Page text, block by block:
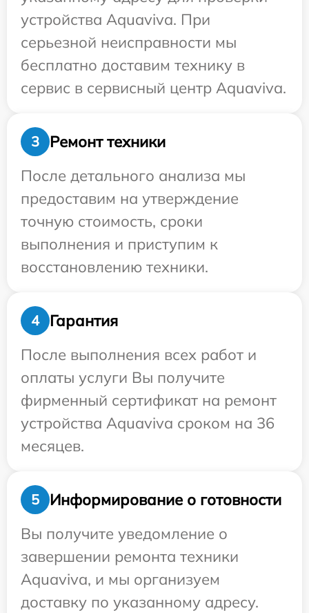
устройства Aquaviva. При
серьезной неисправности мы
бесплатно доставим технику в
сервис в сервисный центр Aquaviva.
3
Ремонт техники
После детального анализа мы
предоставим на утверждение
точную стоимость, сроки
выполнения и приступим к
восстановлению техники.
4
Гарантия
После выполнения всех работ и
оплаты услуги Вы получите
фирменный сертификат на ремонт
устройства Aquaviva сроком на 36
месяцев.
5
Информирование о готовности
Вы получите уведомление о
завершении ремонта техники
Aquaviva, и мы организуем
доставку по указанному адресу.